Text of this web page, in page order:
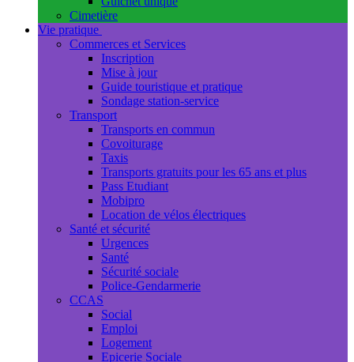
Cimetière
Vie pratique
Commerces et Services
Inscription
Mise à jour
Guide touristique et pratique
Sondage station-service
Transport
Transports en commun
Covoiturage
Taxis
Transports gratuits pour les 65 ans et plus
Pass Etudiant
Mobipro
Location de vélos électriques
Santé et sécurité
Urgences
Santé
Sécurité sociale
Police-Gendarmerie
CCAS
Social
Emploi
Logement
Epicerie Sociale